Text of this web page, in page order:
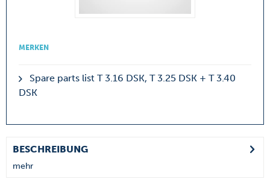
MERKEN
Spare parts list T 3.16 DSK, T 3.25 DSK + T 3.40
DSK
BESCHREIBUNG
mehr